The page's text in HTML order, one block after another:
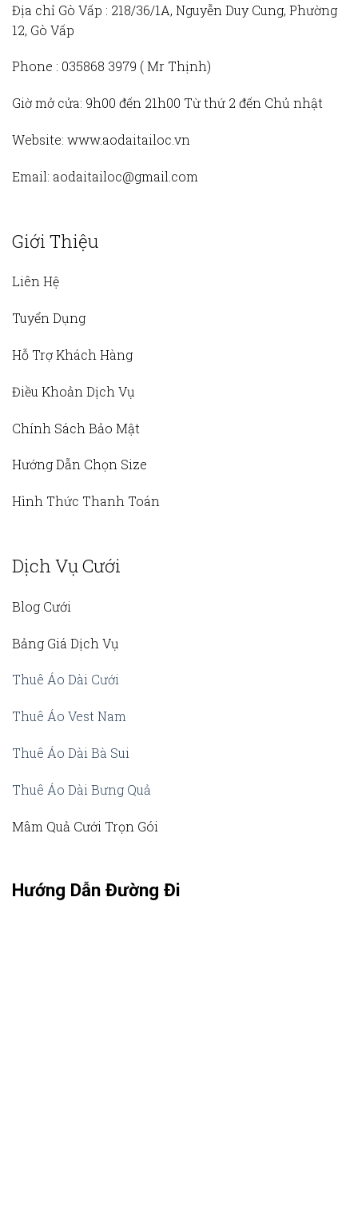
Địa chỉ Gò Vấp : 218/36/1A, Nguyễn Duy Cung, Phường
12, Gò Vấp
Phone : 035868 3979 (Mr Thịnh)
Giờ mở cửa: 9h00 đến 21h00 Từ thứ 2 đến Chủ nhật
Website: www.aodaitailoc.vn
Email: aodaitailoc@gmail.com
Giới Thiệu
Liên Hệ
Tuyển Dụng
Hỗ Trợ Khách Hàng
Điều Khoản Dịch Vụ
Chính Sách Bảo Mật
Hướng Dẫn Chọn Size
Hình Thức Thanh Toán
Dịch Vụ Cưới
Blog Cưới
Bảng Giá Dịch Vụ
Thuê Áo Dài Cưới
Thuê Áo Vest Nam
Thuê Áo Dài Bà Sui
Thuê Áo Dài Bưng Quả
Mâm Quả Cưới Trọn Gói
Hướng Dẫn Đường Đi